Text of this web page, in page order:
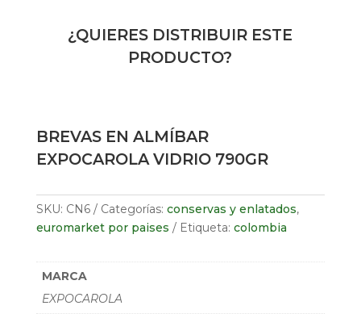
¿QUIERES DISTRIBUIR ESTE
PRODUCTO?
BREVAS EN ALMÍBAR
EXPOCAROLA VIDRIO 790GR
SKU: CN6 Categorías: conservas y enlatados,
euromarket por paises
Etiqueta: colombia
MARCA
EXPOCAROLA